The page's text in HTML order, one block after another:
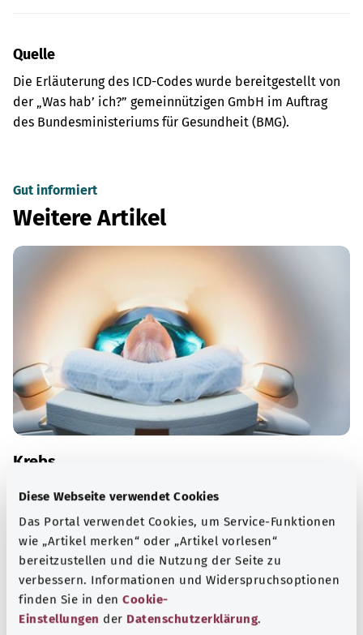
Diese Webseite verwendet Cookies
Das Portal verwendet Cookies, um Service-Funktionen
wie „Artikel merken“ oder „Artikel vorlesen“
bereitzustellen und die Nutzung der Seite zu
verbessern. Informationen und Widerspruchsoptionen
finden Sie in den Cookie-
Einstellungen der Datenschutzerklärung.
Quelle
Die Erläuterung des ICD-Codes wurde bereitgestellt von
der „Was hab’ ich?” gemeinnützigen GmbH im Auftrag
des Bundesministeriums für Gesundheit (BMG).
Gut informiert
Weitere Artikel
Krebs
Mit dem Begriff Krebs werden Erkrankungen bezeichnet,
bei denen körpereigene Zellen bösartig werden.
Mehr erfahren